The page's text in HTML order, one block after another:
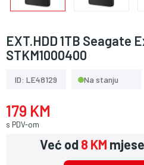
EXT.HDD 1TB Seagate
STKM1000400
ID: LE48129 Na stanju
179 KM
s PDV-om
Već od8 KM